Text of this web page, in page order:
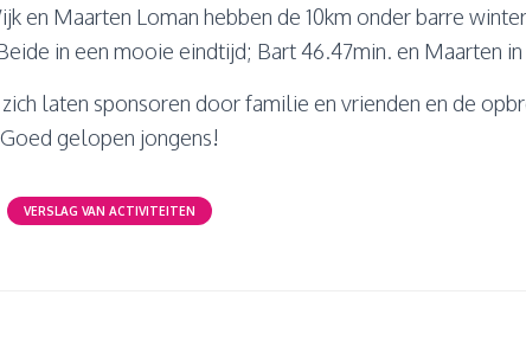
en Maarten Loman hebben de 10km onder barre
in een mooie eindtijd; Bart 46.47min. en Maarten
laten sponsoren door familie en vrienden en de
gelopen jongens!
VERSLAG VAN ACTIVITEITEN